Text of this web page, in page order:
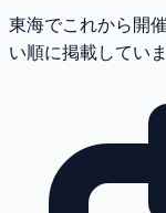
東海でこれから開
い順に掲載していま